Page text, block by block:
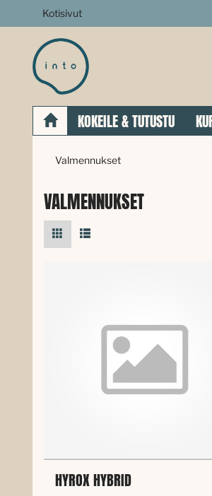
Kotisivut
KOKEILE & TUTUSTU
Valmennukset
VALMENNUKSET
HYROX HYBRID